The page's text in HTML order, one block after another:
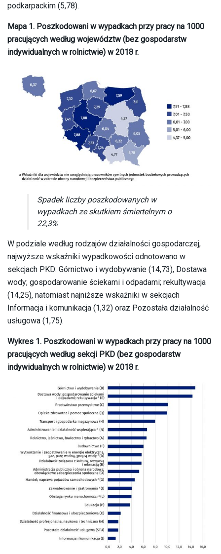
podkarpackim (5,78).
Mapa 1. Poszkodowani w wypadkach przy pracy na 1000
pracujących według województw (bez gospodarstw
indywidualnych w rolnictwie) w 2018 r.
Spadek liczby poszkodowanych w
wypadkach ze skutkiem śmiertelnym o
22,3%
W podziale według rodzajów działalności gospodarczej,
najwyższe wskaźniki wypadkowości odnotowano w
sekcjach PKD: Górnictwo i wydobywanie (14,73), Dostawa
wody; gospodarowanie ściekami i odpadami; rekultywacja
(14,25), natomiast najniższe wskaźniki w sekcjach
Informacja i komunikacja (1,32) oraz Pozostała działalność
usługowa (1,75).
Wykres 1. Poszkodowani w wypadkach przy pracy na 1000
pracujących według sekcji PKD (bez gospodarstw
indywidualnych w rolnictwie) w 2018 r.